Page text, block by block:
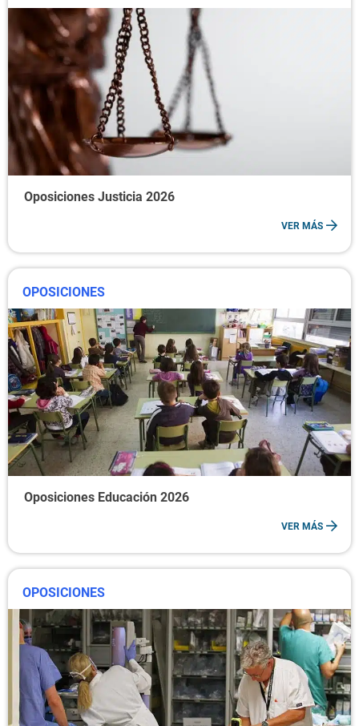
Oposiciones Justicia 2026
VER MÁS
OPOSICIONES
Oposiciones Educación 2026
VER MÁS
OPOSICIONES